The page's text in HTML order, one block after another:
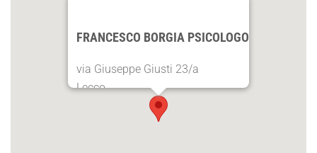
FRANCESCO BORGIA PSICOLOGO
via Giuseppe Giusti 23/a
Lecco